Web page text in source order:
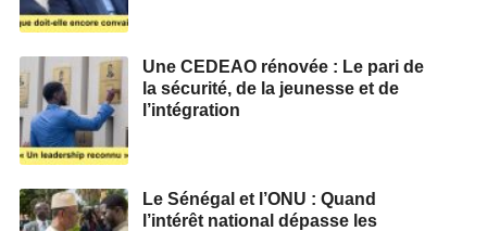
Une CEDEAO rénovée : Le pari de
la sécurité, de la jeunesse et de
l’intégration
Le Sénégal et l’ONU : Quand
l’intérêt national dépasse les